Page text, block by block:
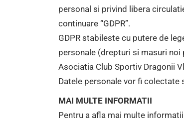
personal si privind libera
continuare “GDPR”.
GDPR stabileste cu putere de
personale (drepturi si masuri
Asociatia Club Sportiv Dragonii
Datele personale vor fi
MAI MULTE INFORMATII
Pentru a afla mai multe